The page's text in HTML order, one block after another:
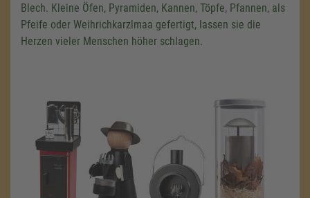
Blech. Kleine Öfen, Pyramiden, Kannen, Töpfe, Pfannen, als
Pfeife oder Weihrichkarzlmaa gefertigt, lassen sie die
Herzen vieler Menschen höher schlagen.